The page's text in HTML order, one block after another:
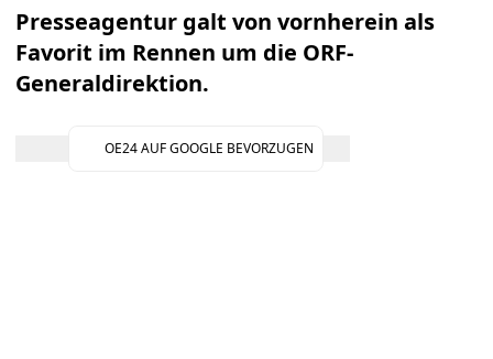
Presseagentur galt von vornherein als
Favorit im Rennen um die ORF-
Generaldirektion.
OE24 AUF GOOGLE BEVORZUGEN